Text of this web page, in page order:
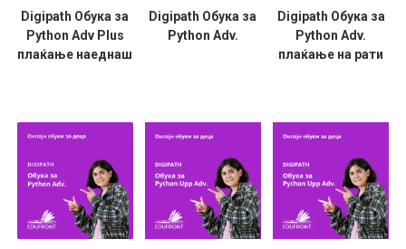
Digipath Обука за
Python Adv Plus
плаќање наеднаш
Digipath Обука за
Python Adv.
Digipath Обука за
Python Adv.
плаќање на рати